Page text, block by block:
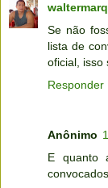
Se não
lista de
oficial, isso
Responder
Anônimo
E quanto